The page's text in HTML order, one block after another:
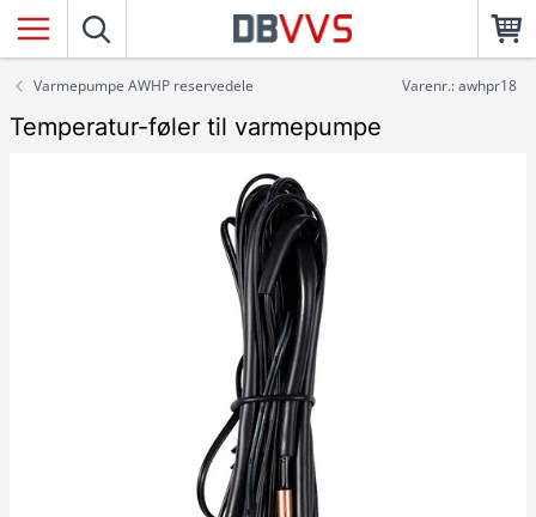
Varmepumpe AWHP reservedele Varenr.: awhpr18
Temperatur-føler til varmepumpe